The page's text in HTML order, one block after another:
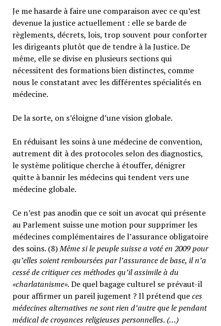
Je me hasarde à faire une comparaison avec ce qu’est
devenue la justice actuellement : elle se barde de
règlements, décrets, lois, trop souvent pour conforter
les dirigeants plutôt que de tendre à la Justice. De
même, elle se divise en plusieurs sections qui
nécessitent des formations bien distinctes, comme
nous le constatant avec les différentes spécialités en
médecine.
De la sorte, on s’éloigne d’une vision globale.
En réduisant les soins à une médecine de convention,
autrement dit à des protocoles selon des diagnostics,
le système politique cherche à étouffer, dénigrer
quitte à bannir les médecins qui tendent vers une
médecine globale.
Ce n’est pas anodin que ce soit un avocat qui présente
au Parlement suisse une motion pour supprimer les
médecines complémentaires de l’assurance obligatoire
des soins. (8)Même si le peuple suisse a voté en 2009 pour
qu’elles soient remboursées par l’assurance de base, il n’a
cessé de critiquer ces méthodes qu’il assimile à du
«charlatanisme».De quel bagage culturel se prévaut-il
pour affirmer un pareil jugement ? Il prétend queces
médecines alternatives ne sont rien d’autre que le pendant
médical de croyances religieuses personnelles. (…)